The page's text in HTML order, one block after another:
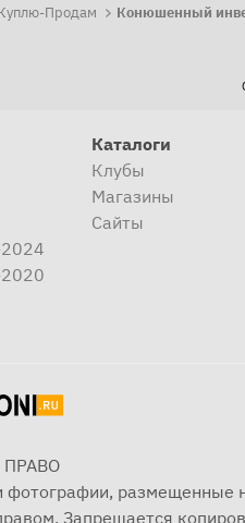
Продам Конюшенный
Каталоги
Клубы
Магазины
Сайты
ПРАВО
фотографии,
Запрещается